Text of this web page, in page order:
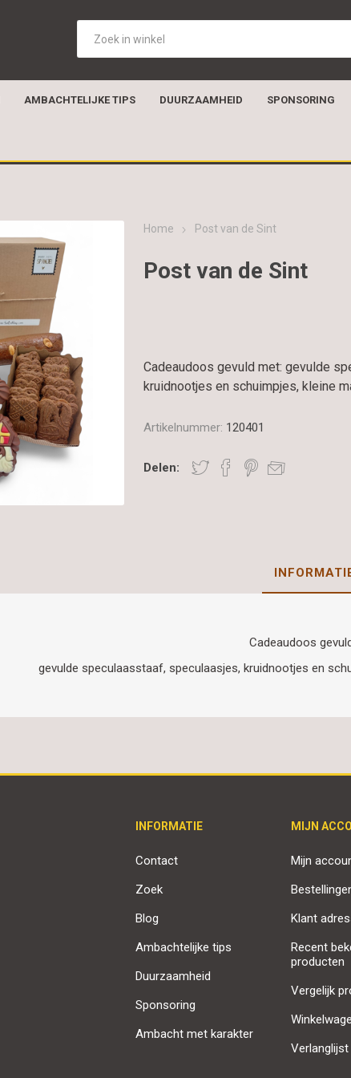
AMBACHTELIJKE TIPS DUURZAAMHEID SPONSORING
Home Post van de Sint
Post van de Sint
Cadeaudoos gevuld met: gevulde
kruidnootjes en schuimpjes, kleine
Artikelnummer: 120401
Delen:
Cadeaudoos
gevulde speculaasstaaf, speculaasjes, kruidnootjes en
INFORMATIE
Contact
Zoek
Blog
Ambachtelijke tips
Duurzaamheid
Sponsoring
Ambacht met karakter
MIJN
Mijn
Klant
Recent
producten
Vergelijk
Verlanglijst